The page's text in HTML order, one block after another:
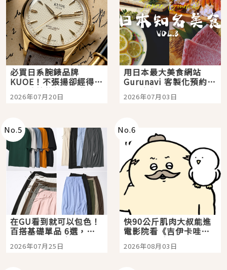
必買日系腕錶品牌
KUOE！不張揚卻經得起
時間洗鍊的經典之作五
選
2026年07月20日
用日本最大美食網站
Gurunavi 客製化預約九
大都市餐廳，打造專屬
美食體驗！
2026年07月03日
No.5
在GU看到就可以包色！
百搭基礎單品 6選，閉
眼全收也不心疼
2026年07月25日
No.6
快90公斤肌肉大叔能進
電影院看《吉伊卡哇》
嗎？日本重金屬樂團
「打首」會長與nagano
2026年08月03日